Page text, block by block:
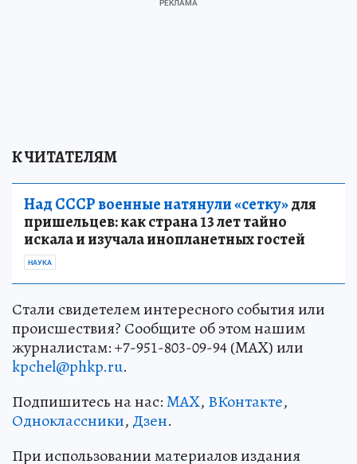
К ЧИТАТЕЛЯМ
Над СССР военные натянули «сетку»для
пришельцев: как страна 13 лет тайно
искала и изучала инопланетных гостей
НАУКА
Стали свидетелем интересного события или
происшествия? Сообщите об этом нашим
журналистам: +7-951-803-09-94 (MAX) или
kpchel@phkp.ru.
Подпишитесь на нас:MAX, ВКонтакте,
Одноклассники, Дзен.
При использовании материалов издания